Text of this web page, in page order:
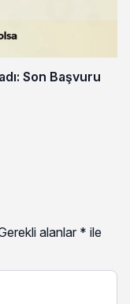
Son Başvuru
alanlar * ile